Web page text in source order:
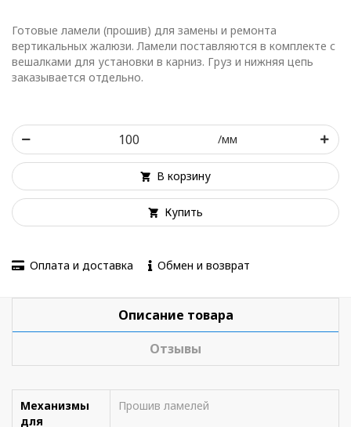
Готовые ламели (прошив) для замены и ремонта
вертикальных жалюзи. Ламели поставляются в комплекте с
вешалками для установки в карниз. Груз и нижняя цепь
заказывается отдельно.
/мм
В корзину
Купить
Оплата и доставка Обмен и возврат
Описание товара
Отзывы
Механизмы
для
Прошив ламелей